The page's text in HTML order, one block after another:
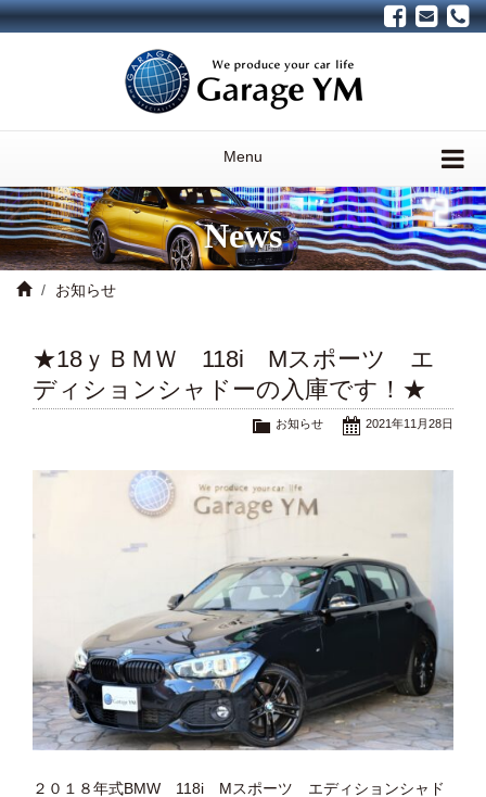
Menu
News
お知らせ
★18ｙＢＭＷ 118i Mスポーツ エ
ディションシャドーの入庫です！★
2021年11月28日
お知らせ
２０１８年式BMW 118i Mスポーツ エディションシャド